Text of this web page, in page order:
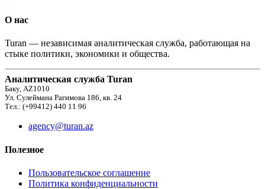
О нас
Turan — независимая аналитическая служба, работающая на
стыке политики, экономики и общества.
Аналитическая служба Turan
Баку, AZ1010
Ул. Сулеймана Рагимова 186, кв. 24
Тел.: (+99412) 440 11 96
agency@turan.az
Полезное
Пользовательское соглашение
Политика конфиденциальности